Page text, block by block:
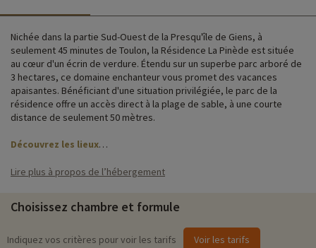
Nichée dans la partie Sud-Ouest de la Presqu'île de Giens, à
seulement 45 minutes de Toulon, la Résidence La Pinède est située
au cœur d'un écrin de verdure. Étendu sur un superbe parc arboré de
3 hectares, ce domaine enchanteur vous promet des vacances
apaisantes. Bénéficiant d'une situation privilégiée, le parc de la
résidence offre un accès direct à la plage de sable, à une courte
distance de seulement 50 mètres.
Découvrez les lieux
Sur place vous retrouverez tout les services nécessaires pour
De style provençale, les bâtisses ocres réparties sur 2 niveaux
disposent de très belles vues. Avec leurs grandes baies vitrées, les
Lire plus à propos de l’hébergement
Choisissez chambre et formule
Indiquez vos critères pour voir les tarifs Voir les tarifs